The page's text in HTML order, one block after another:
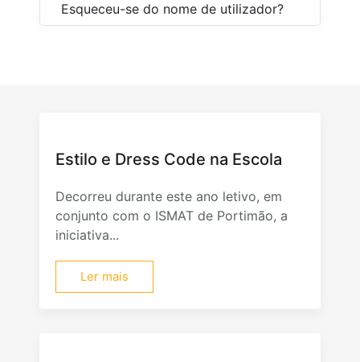
Esqueceu-se do nome de utilizador?
Estilo e Dress Code na Escola
Decorreu durante este ano letivo, em
conjunto com o ISMAT de Portimão, a
iniciativa...
Ler mais